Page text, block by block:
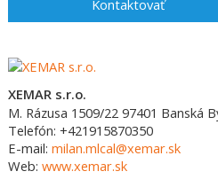
Kontaktovať
XEMAR s.r.o.
M. Rázusa 1509/22 97401 Banská
Telefón: +421915870350
E-mail: milan.mlcal@xemar.sk
Web: www.xemar.sk